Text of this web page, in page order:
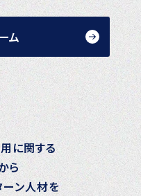
ム
に関する
ら
ン人材を